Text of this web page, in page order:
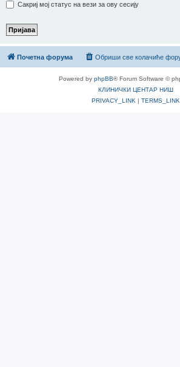
Сакриј мој статус на вези за ову сесију
Почетна форума Обриши све колачиће
Powered by phpBB® Forum Software ©
КЛИНИЧКИ ЦЕНТАР НИШ
PRIVACY_LINK | TERMS_LINK